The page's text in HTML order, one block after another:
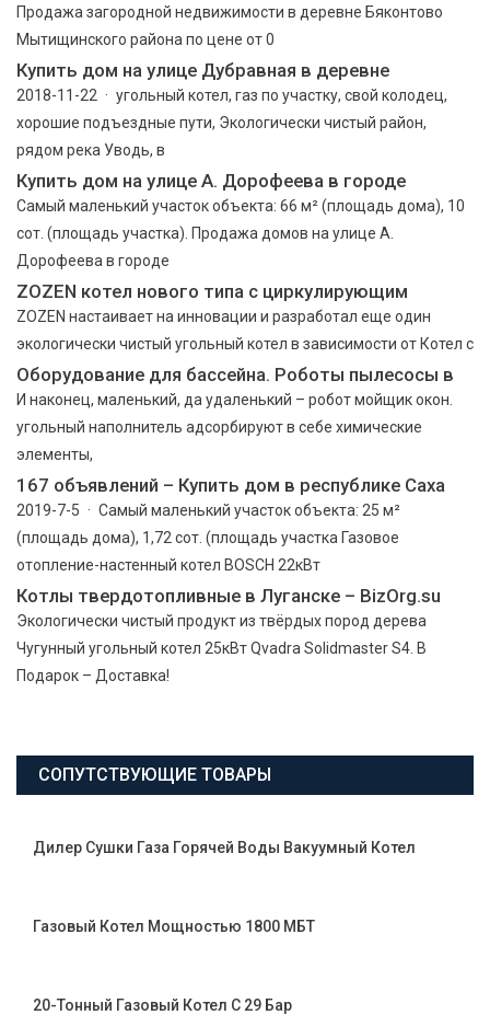
Продажа загородной недвижимости в деревне Бяконтово
Мытищинского района по цене от 0
Купить дом на улице Дубравная в деревне
2018-11-22 · угольный котел, газ по участку, свой колодец,
хорошие подъездные пути, Экологически чистый район,
рядом река Уводь, в
Купить дом на улице А. Дорофеева в городе
Самый маленький участок объекта: 66 м² (площадь дома), 10
сот. (площадь участка). Продажа домов на улице А.
Дорофеева в городе
ZOZEN котел нового типа с циркулирующим
ZOZEN настаивает на инновации и разработал еще один
экологически чистый угольный котел в зависимости от Котел с
Оборудование для бассейна. Роботы пылесосы в
И наконец, маленький, да удаленький – робот мойщик окон.
угольный наполнитель адсорбируют в себе химические
элементы,
167 объявлений – Купить дом в республике Саха
2019-7-5 · Самый маленький участок объекта: 25 м²
(площадь дома), 1,72 сот. (площадь участка Газовое
отопление-настенный котел BOSCH 22кВт
Котлы твердотопливные в Луганске – BizOrg.su
Экологически чистый продукт из твёрдых пород дерева
Чугунный угольный котел 25кВт Qvadra Solidmaster S4. В
Подарок – Доставка!
СОПУТСТВУЮЩИЕ ТОВАРЫ
Дилер Сушки Газа Горячей Воды Вакуумный Котел
Газовый Котел Мощностью 1800 МБТ
20-Тонный Газовый Котел С 29 Бар